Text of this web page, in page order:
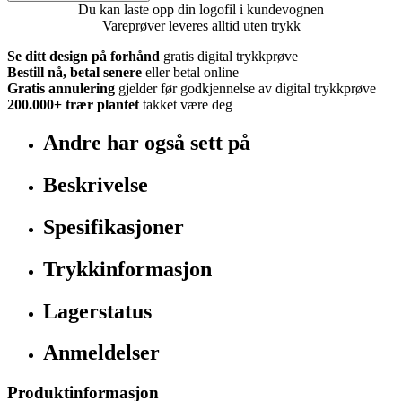
Du kan laste opp din logofil i kundevognen
Vareprøver leveres alltid uten trykk
Se ditt design på forhånd gratis digital trykkprøve
Bestill nå, betal senere eller betal online
Gratis annulering gjelder før godkjennelse av digital trykkprøve
200.000+ trær plantet takket være deg
Andre har også sett på
Beskrivelse
Spesifikasjoner
Trykkinformasjon
Lagerstatus
Anmeldelser
Produktinformasjon